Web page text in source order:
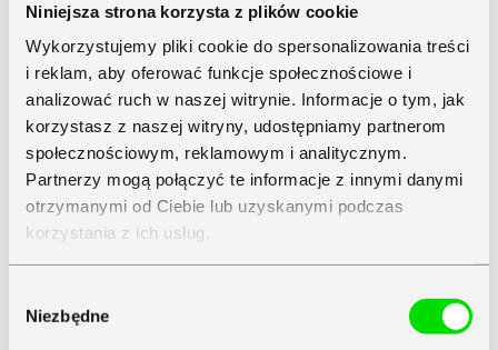
Niniejsza strona korzysta z plików cookie
Wykorzystujemy pliki cookie do spersonalizowania treści
i reklam, aby oferować funkcje społecznościowe i
analizować ruch w naszej witrynie. Informacje o tym, jak
korzystasz z naszej witryny, udostępniamy partnerom
społecznościowym, reklamowym i analitycznym.
Partnerzy mogą połączyć te informacje z innymi danymi
otrzymanymi od Ciebie lub uzyskanymi podczas
korzystania z ich usług.
zgody
Niezbędne